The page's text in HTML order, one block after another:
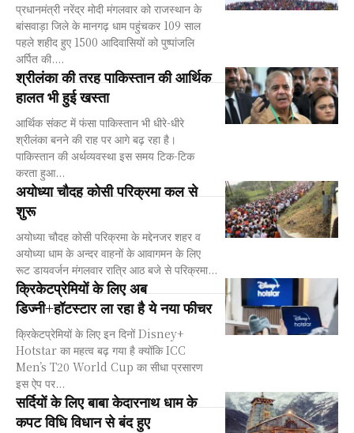
प्रधानमंत्री नरेंद्र मोदी मंगलवार को राजस्थान के
बांसवाड़ा जिले के मानगढ़ धाम पहुंचकर 109 साल
पहले शहीद हुए 1500 आदिवासियों को पुष्पांजलि
अर्पित की....
श्रीलंका की तरह पाकिस्तान की आर्थिक
हालत भी हुई खस्ता
आर्थिक संकट में फंसा पाकिस्तान भी धीरे-धीरे
श्रीलंका बनने की राह पर आगे बढ़ रहा है।
पाकिस्‍तान की अर्थव्‍यवस्‍था इस समय टिक-टिक
करता हुआ...
अयोध्या चौदह कोसी परिक्रमा कल से
शुरू
अयोध्या चौदह कोसी परिक्रमा के मद्देनजर शहर व
अयोध्या धाम के अन्दर वाहनों के आवागमन के लिए
रूट डायवर्जन मंगलवार रात्रि आठ बजे से परिक्रमा...
क्रिकेटप्रेमियों के लिए अब
डिज्नी+हॉटस्टार ला रहा है ये नया फीचर
क्रिकेटप्रेमियों के लिए इन दिनों Disney+
Hotstar का महत्व बढ़ गया है क्योंकि ICC
Men’s T20 World Cup का सीधा प्रसारण
इस ऐप पर...
सर्दियों के लिए बाबा केदारनाथ धाम के
कपट विधि विधान से बंद हुए